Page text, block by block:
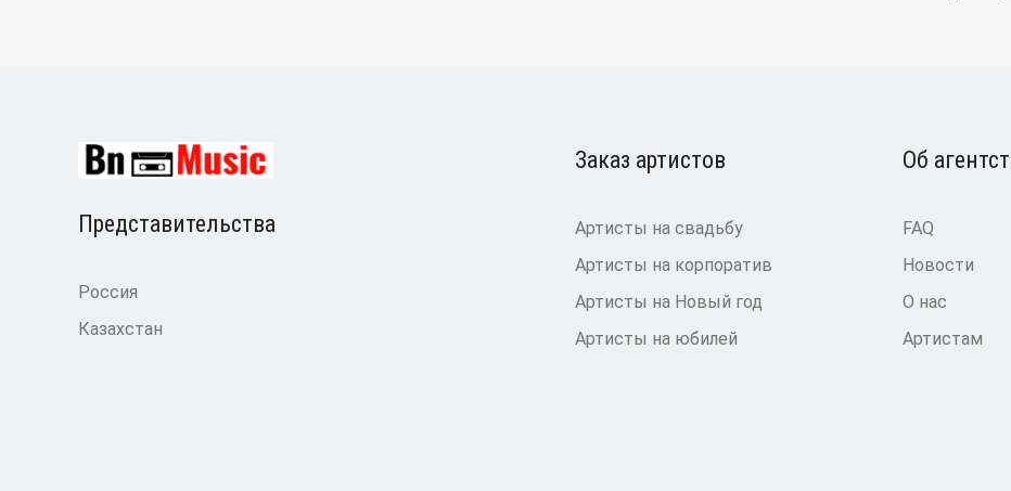
Представительства
Россия
Казахстан
Заказ артистов
Артисты на свадьбу
Артисты на корпоратив
Артисты на Новый год
Артисты на юбилей
Об
FAQ
Новости
О нас
Артистам